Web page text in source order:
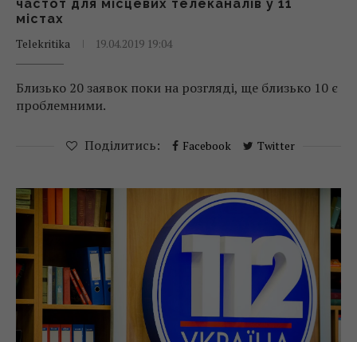
частот для місцевих телеканалів у 11
містах
Telekritika
19.04.2019 19:04
Близько 20 заявок поки на розгляді, ще близько 10 є
проблемними.
Поділитись: Facebook Twitter